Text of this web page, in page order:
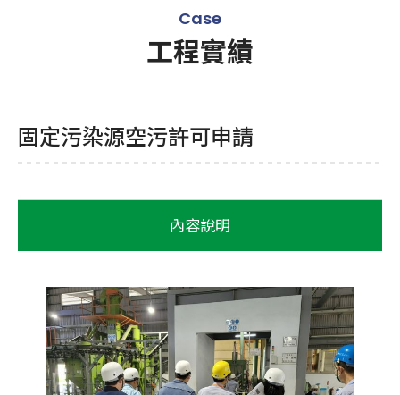
Case
工程實績
固定污染源空污許可申請
內容說明